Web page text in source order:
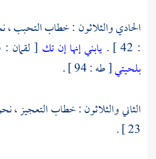
الحادي والثلاثون : خطاب التحبب
: 42 ] .
يابني إنها إن تك [ لقمان : 16 ] .
بلحيتي[ طه : 94 ] .
الثاني والثلاثون : خطاب التعجيز ،
23 ] .